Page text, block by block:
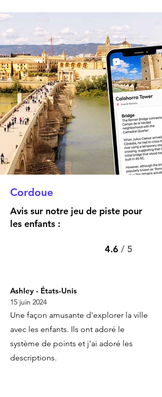
Cordoue
Avis sur notre jeu de piste pour
les enfants :
4.6 / 5
Ashley - États-Unis
15 juin 2024
Une façon amusante d'explorer la ville
avec les enfants. Ils ont adoré le
système de points et j'ai adoré les
descriptions.